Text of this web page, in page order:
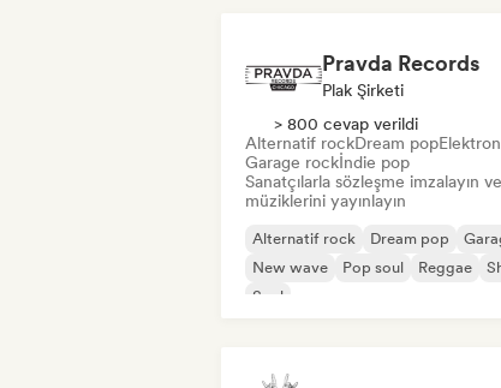
Pravda Records
Plak Şirketi
> 800 cevap verildi
Alternatif rockDream pop
Garage rockİndie pop
Sanatçılarla sözleşme imzalayın
müziklerini yayınlayın
Alternatif rock Dream pop
New wave
Pop soul Reggae
Soul